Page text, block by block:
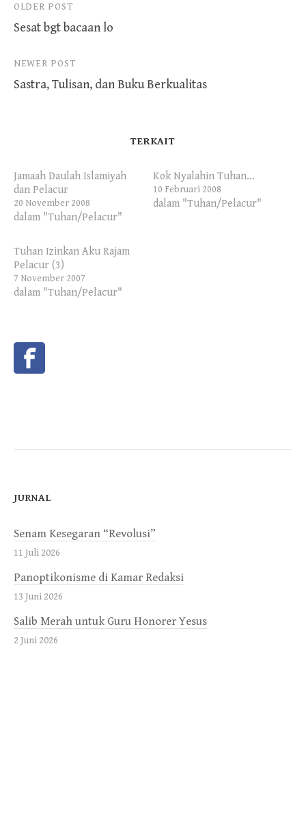
Post
navigation
OLDER POST
Sesat bgt bacaan lo
NEWER POST
Sastra, Tulisan, dan Buku Berkualitas
TERKAIT
Jamaah Daulah Islamiyah
dan Pelacur
20 November 2008
dalam "Tuhan/Pelacur"
Kok Nyalahin Tuhan…
10 Februari 2008
dalam "Tuhan/Pelacur"
Tuhan Izinkan Aku Rajam
Pelacur (3)
7 November 2007
dalam "Tuhan/Pelacur"
JURNAL
Senam Kesegaran “Revolusi”
11 Juli 2026
Panoptikonisme di Kamar Redaksi
13 Juni 2026
Salib Merah untuk Guru Honorer Yesus
2 Juni 2026